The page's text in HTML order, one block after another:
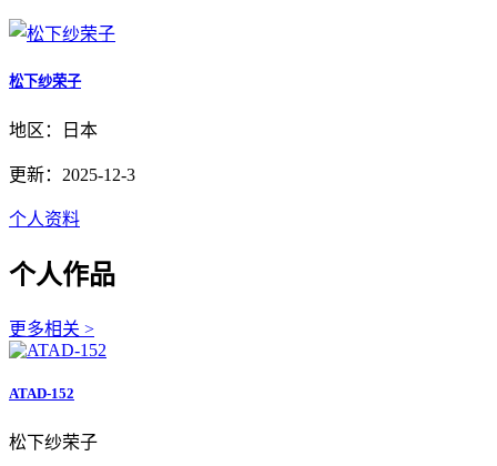
松下纱荣子
地区：日本
更新：2025-12-3
个人资料
个人作品
更多相关 >
ATAD-152
松下纱荣子